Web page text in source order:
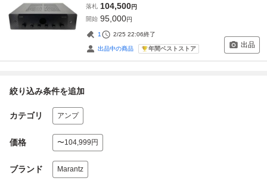
落札 104,500円
開始 95,000円
1 2/25 22:06終了
出品中の商品 年間ベストストア 出品
絞り込み条件を追加
カテゴリ アンプ
価格 〜104,999円
ブランド Marantz